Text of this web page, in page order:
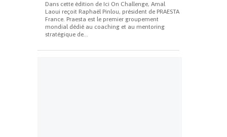
Dans cette édition de Ici On Challenge, Amal
Laoui reçoit Raphaël Pinlou, président de PRAESTA
France. Praesta est le premier groupement
mondial dédié au coaching et au mentoring
stratégique de...